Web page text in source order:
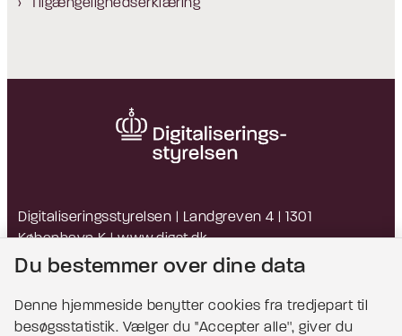
Tilgængelighedserklæring
Digitaliseringsstyrelsen | Landgreven 4 | 1301
København K |www.digst.dk
EAN: 5798009814203 | CVR: 34051178
Du bestemmer over dine data
Denne hjemmeside benytter cookies fra tredjepart til
besøgsstatistik. Vælger du ''Accepter alle'', giver du